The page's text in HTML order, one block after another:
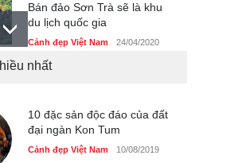
Bán đảo Sơn Trà sẽ là khu
du lịch quốc gia
Cảnh đẹp Việt Nam 24/04/2020
Cảnh đẹp Việt Nam 25/04/2020
Nhiều hoạt động tôn vinh
nhất
10 đặc sản độc đáo của đất
đại ngàn Kon Tum
Cảnh đẹp Việt Nam 10/08/2019